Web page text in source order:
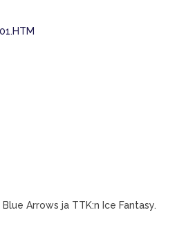
Arrows ja TTK:n Ice Fantasy.